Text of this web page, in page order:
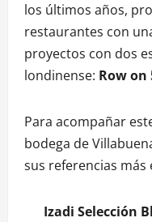
los últimos años,
restaurantes con
proyectos con dos
londinense: Row on
Para acompañar
bodega de
sus referencias más
Izadi Selección